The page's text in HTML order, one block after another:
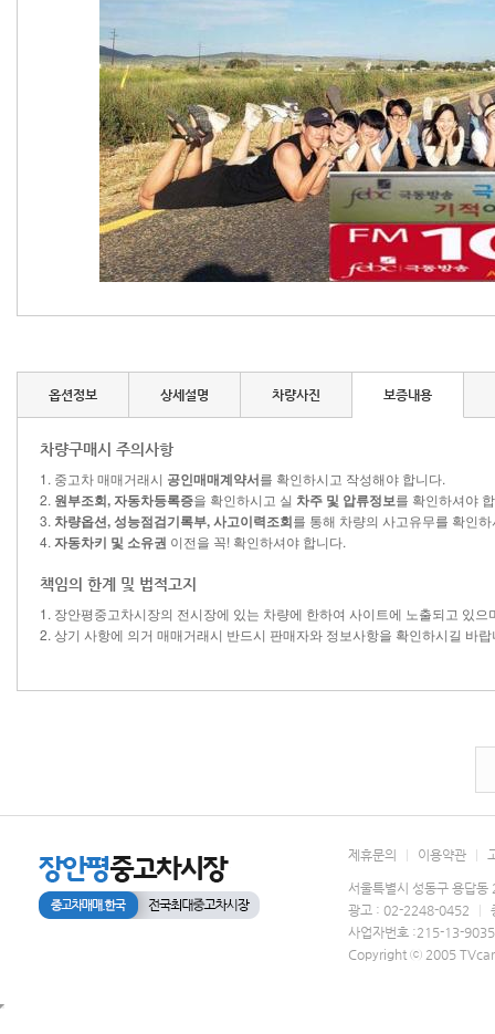
옵션정보 상세설명 차량사진 보증내용
차량구매시 주의사항
1. 중고차 매매거래시 공인매매계약서를 확인하시고 작성해야 합니다.
2. 원부조회, 자동차등록증을 확인하시고 실 차주 및 압류정보를 확인하셔야
3. 차량옵션, 성능점검기록부, 사고이력조회를 통해 차량의 사고유무를 확인
4. 자동차키 및 소유권 이전을 꼭! 확인하셔야 합니다.
책임의 한계 및 법적고지
1. 장안평중고차시장의 전시장에 있는 차량에 한하여 사이트에 노출되고 있
2. 상기 사항에 의거 매매거래시 반드시 판매자와 정보사항을 확인하시길 바랍
제휴문의 이용약관
서울특별시 성동구 용답
광고 : 02-2248-0452
사업자번호 :215-13-
Copyright ⓒ 2005